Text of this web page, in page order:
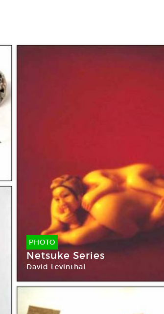
PHOTO
Netsuke Series
David Levinthal